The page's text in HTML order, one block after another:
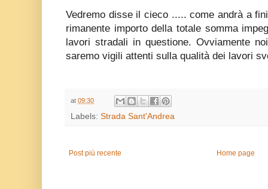
Vedremo disse il cieco ..... come andrà a
rimanente importo della totale somma
lavori stradali in questione. Ovviamente
saremo vigili attenti sulla qualità dei lavori
at 09:30
Labels: Strada Sant'Andrea
Post più recente Home page